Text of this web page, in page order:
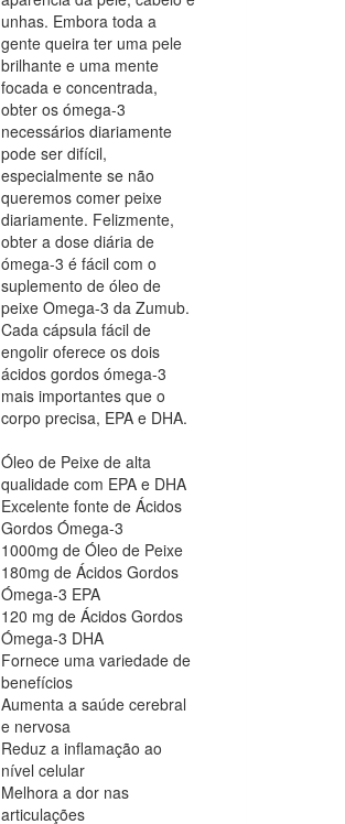
unhas. Embora toda a
gente queira ter uma pele
brilhante e uma mente
focada e concentrada,
obter os ómega-3
necessários diariamente
pode ser difícil,
especialmente se não
queremos comer peixe
diariamente. Felizmente,
obter a dose diária de
ómega-3 é fácil com o
suplemento de óleo de
peixe Omega-3 da Zumub.
Cada cápsula fácil de
engolir oferece os dois
ácidos gordos ómega-3
mais importantes que o
corpo precisa, EPA e DHA.
Óleo de Peixe de alta
qualidade com EPA e DHA
Excelente fonte de Ácidos
Gordos Ómega-3
1000mg de Óleo de Peixe
180mg de Ácidos Gordos
Ómega-3 EPA
120 mg de Ácidos Gordos
Ómega-3 DHA
Fornece uma variedade de
benefícios
Aumenta a saúde cerebral
e nervosa
Reduz a inflamação ao
nível celular
Melhora a dor nas
articulações